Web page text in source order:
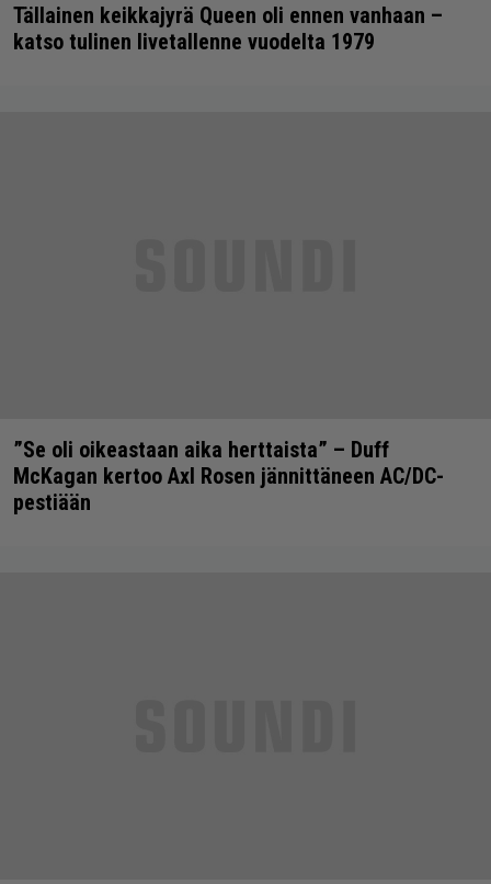
Tällainen keikkajyrä Queen oli ennen vanhaan –
katso tulinen livetallenne vuodelta 1979
”Se oli oikeastaan aika herttaista” – Duff
McKagan kertoo Axl Rosen jännittäneen AC/DC-
pestiään